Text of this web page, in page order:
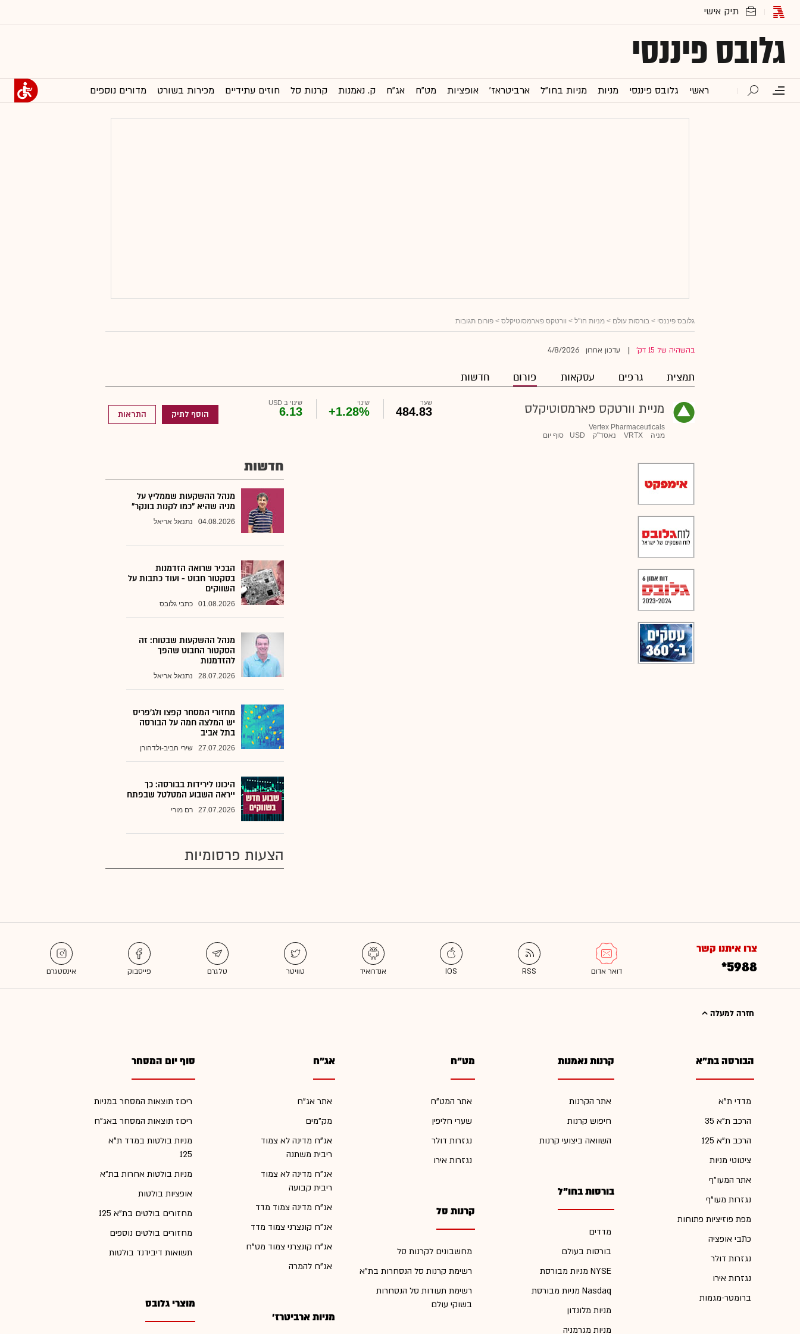
גלובס פיננסי
ראשי גלובס פיננסי מניות מניות בחו"ל ארביטראז' אופציות מט"ח אג"ח ק. נאמנות קרנות סל חוזים עתידיים מכירות בשורט מדורים נוספים
גלובס פיננסי > בורסות עולם > מניות חו"ל > וורטקס פארמסוטיקלס > פורום תגובות
בהשהיה של 15 דק' עדכון אחרון 4/8/2026
תמצית גרפים עסקאות פורום חדשות
מניית וורטקס פארמסוטיקלס
Vertex Pharmaceuticals
מניה
VRTX נאסד"ק USD סוף יום
שער
484.83
שינוי
+1.28%
שינוי ב USD
6.13 הוסף לתיק התראות
חדשות
מנהל ההשקעות שממליץ על
מניה שהיא "כמו לקנות בונקר"
04.08.2026 נתנאל אריאל
הבכיר שרואה הזדמנות
בסקטור חבוט - ועוד כתבות על
השווקים
01.08.2026 כתבי גלובס
מנהל ההשקעות שבטוח: זה
הסקטור החבוט שהפך
להזדמנות
28.07.2026 נתנאל אריאל
מחזורי המסחר קפצו ולג'פריס
יש המלצה חמה על הבורסה
בתל אביב
27.07.2026 שירי חביב-ולדהורן
היכונו לירידות בבורסה: כך
ייראה השבוע המטלטל שבפתח
27.07.2026 רם מורי
הצעות פרסומיות
צרו איתנו קשר
*5988
חזרה למעלה
הבורסה בת"א
מדדי ת"א
הרכב ת"א 35
הרכב ת"א 125
ציטוטי מניות
אתר המעו"ף
נגזרות מעו"ף
מפת פוזיציות פתוחות
כתבי אופציה
נגזרות דולר
נגזרות אירו
ברומטר-מגמות
קרנות נאמנות
אתר הקרנות
חיפוש קרנות
השוואה ביצועי קרנות
בורסות בחו"ל
מדדים
בורסות בעולם
מניות מבורסת NYSE
מניות מבורסת Nasdaq
מניות מלונדון
מניות מגרמניה
מט"ח
אתר המט"ח
שערי חליפין
נגזרות דולר
נגזרות אירו
קרנות סל
מחשבונים לקרנות סל
רשימת קרנות סל הנסחרות בת"א
רשימת תעודות סל הנסחרות
בשוקי עולם
אג"ח
אתר אג"ח
מק"מים
אג"ח מדינה לא צמוד
ריבית משתנה
אג"ח מדינה לא צמוד
ריבית קבועה
אג"ח מדינה צמוד מדד
אג"ח קונצרני צמוד מדד
אג"ח קונצרני צמוד מט"ח
אג"ח להמרה
מניות ארביטרז'
סוף יום המסחר
ריכוז תוצאות המסחר במניות
ריכוז תוצאות המסחר באג"ח
מניות בולטות במדד ת"א
125
מניות בולטות אחרות בת"א
אופציות בולטות
מחזורים בולטים בת"א 125
מחזורים בולטים נוספים
תשואות דיבידנד בולטות
מוצרי גלובס